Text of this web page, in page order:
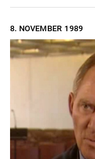
8. NOVEMBER 1989